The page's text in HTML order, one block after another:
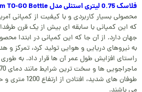
فلاسک 0.75 لیتری استنلی مدل Adventure Vacuum TO-GO Bottle
محصولی بسیار کاربردی و با کیفیت از کمپانی
که این کمپانی با سابقه ای بیش از یک قرن
جهان دارد. از آن جا که این کمپانی در ابتدا
به نیروهای دریایی و هوایی تولید کرد، تمرکز و
راستای افزایش طول عمر آن ها قرار داد. به
طوفان های شدید،